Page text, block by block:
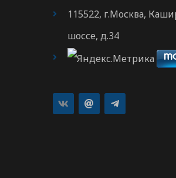
115522, г.Москва,
шоссе, д.34